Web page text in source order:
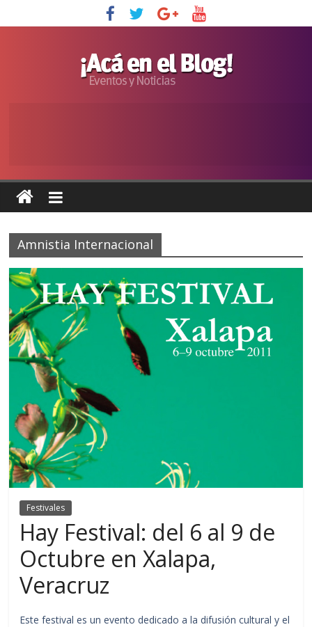
Amnistia Internacional
Festivales
Hay Festival: del 6 al 9 de
Octubre en Xalapa,
Veracruz
Este festival es un evento dedicado a la difusión cultural y el